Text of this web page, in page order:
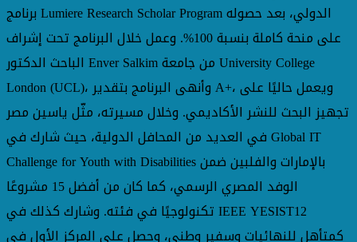
برنامج Lumiere Research Scholar Program الدولي، بعد حصوله
على منحة كاملة بنسبة 100%. وعمل خلال البرنامج تحت إشراف
الباحث الدكتور Enver Salkim من جامعة University College
London (UCL)، وأنهى البرنامج بتقدير A+، ويعمل حاليًا على
تجهيز البحث للنشر الأكاديمي. وخلال مسيرته، مثّل ياسين مصر
في العديد من المحافل الدولية، حيث شارك في Global IT
Challenge for Youth with Disabilities بالإمارات والفلبين ضمن
الوفد المصري الرسمي، كما كان من أفضل 15 مشروعًا
تكنولوجيًا في فئته. وشارك كذلك في IEEE YESIST12
كمتأهل للنهائيات وسفير وطني، وحصل على المركز الأول في